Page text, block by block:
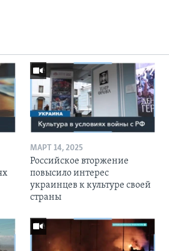
МАРТ 14, 2025
Российское вторжение
повысило интерес
украинцев к культуре своей
страны